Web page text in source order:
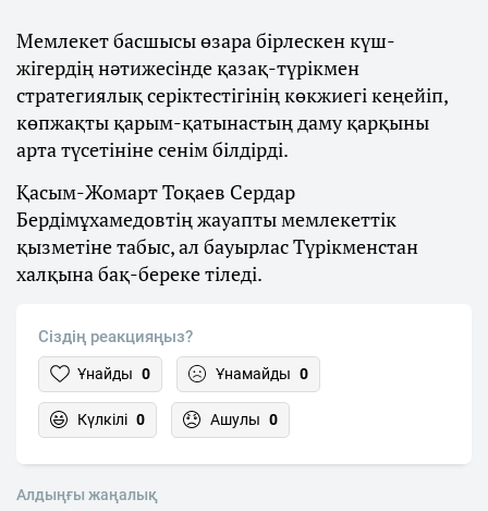
Мемлекет басшысы өзара бірлескен күш-
жігердің нәтижесінде қазақ-түрікмен
стратегиялық серіктестігінің көкжиегі кеңейіп,
көпжақты қарым-қатынастың даму қарқыны
арта түсетініне сенім білдірді.
Қасым-Жомарт Тоқаев Сердар
Бердімұхамедовтің жауапты мемлекеттік
қызметіне табыс, ал бауырлас Түрікменстан
халқына бақ-береке тіледі.
Сіздің реакцияңыз?
Ұнайды 0 Ұнамайды 0
Күлкілі 0 Ашулы 0
Алдыңғы жаңалық